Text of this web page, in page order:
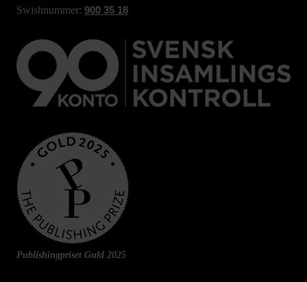
Swishnummer: 900 35 18
Publishingpriset Guld 2025